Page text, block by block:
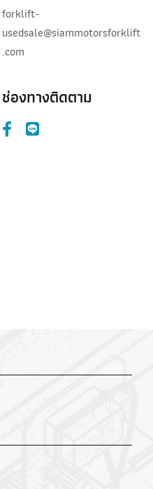
forklift-
usedsale@siammotorsforklift
.com
ช่องทางติดตาม